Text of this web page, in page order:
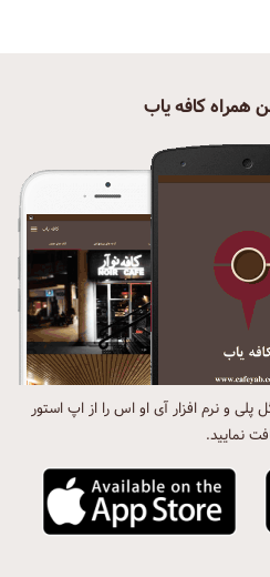
همراه کافه یاب
پلی و نرم افزار آی او اس را از اپ استور
نمایید.